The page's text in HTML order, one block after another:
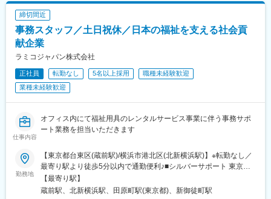
・入社後1週間程：東京本社にて業務に必要な知識や業界に関する
座学研修を行います。
・3カ月から半年ほど：先輩社員の営業に同行しながら実際の業務
を経験していただきます。
■評価について：
・月間売上が評価指標となります。売上と連動して年収が決まる
ため、頑張りはしっかり評価されます。
※インセンティブ支給ではなく月給が上がるため、1か月ごとに収
入が大きくバラつくこともありません。
変更の範囲：会社の定める業務
病院内のあらゆる部門――手術室・中央材料室・カテ室・病棟・
外来までを網羅する多彩な製品を提供しています。医療現場の多
様なニーズに一社で応えられる総合力は、当社ならではの大きな
強みです。
手術準備キットを中核としたソリューション提案を通じて、院内
の感染対策や医療安全の向上に貢献しています。また、手術準備
す。医療現場の「安全」と「効率」を同時に実現するパートナー
として評価をいただいています。
（3）世界100カ国以上で展開するグローバル企業の知見
メドラインは世界100カ国以上で事業を展開するグローバル企業
です。
そのネットワークを活かし、最新の医療情報や海外の先進的な事
例を日本の医療機関へいち早く提供することで、医療現場の質向
締切間近
事務スタッフ／土日祝休／日本の福祉を支える社会貢
献企業
ラミコジャパン株式会社
正社員 転勤なし 5名以上採用
職種未経験歓迎
業種未経験歓迎
仕事内容
オフィス内にて福祉用具のレンタルサービス事業に伴う事務サポ
ート業務を担当いただきます
勤務地
【東京都台東区(蔵前駅)/横浜市港北区(北新横浜駅)】※転勤なし／
最寄り駅より徒歩5分以内で通勤便利♪■シルバーサポート 東京店
東京都台東区蔵前3-19-11 中越蔵前ビル＜交通アクセス＞・都営
大江戸線「蔵前駅」徒歩1分・都営浅草線「蔵前駅」徒歩3分・東
【最寄り駅】
蔵前駅、北新横浜駅、田原町駅(東京都)、新御徒町駅